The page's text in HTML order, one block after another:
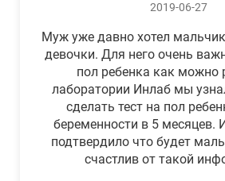
2019-06-27
Муж уже давно хотел
девочки. Для него очень
пол ребенка как можно
лаборатории Инлаб мы
сделать тест на пол
беременности в 5 месяцев.
подтвердило что будет
счастлив от такой